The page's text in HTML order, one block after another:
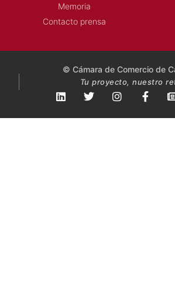
Memoria
Contacto prensa
© Cámara de Comercio de
Tu proyecto, nuestro